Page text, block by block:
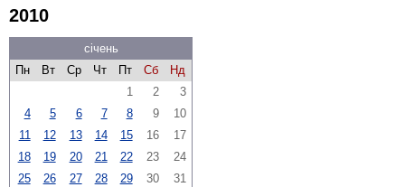
2010
січень
Пн
Вт Ср Чт Пт Сб
Нд
1
2
3
4
5 6 7 8 9
10
11
12 13 14 15 16
17
18
19 20 21 22 23
24
25
26 27 28 29 30 31